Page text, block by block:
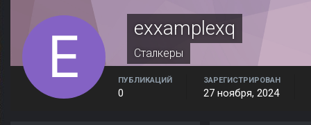
exxamplexq
Сталкеры
ПУБЛИКАЦИЙ
0
ЗАРЕГИСТРИРОВАН
27 ноября, 2024